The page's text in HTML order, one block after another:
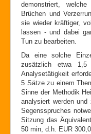
demonstriert,
Brüchen und
sie wieder kräftiger,
lassen - und dabei
Tun zu bearbeiten.
Da eine solche
zusätzlich etwa
Analysetätigkeit
5 Sätze zu einem
Sinne der Methodik
analysiert werden und
Segensspruches
Sitzung das
50 min, d.h. EUR